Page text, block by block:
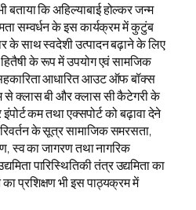
बताया कि अहिल्याबाई होल्कर जन्म
सम्‍वर्धन के इस कार्यक्रम में कुटुंब
के साथ स्वदेशी उत्पादन बढ़ाने के लिए
के रूप में उपयोग एवं सामजिक
आधारित आउट ऑफ बॉक्स
से क्लास बी और क्लास सी कैटेगरी के
कम तथा एक्सपोर्ट को बढ़ावा देने
के सूत्र सामाजिक समरसता,
स्व का जागरण तथा नागरिक
पारिस्थितिकी तंत्र उद्यमिता का
का प्रशिक्षण भी इस पाठ्यक्रम में